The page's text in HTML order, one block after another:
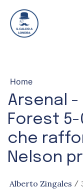
Home
Arsenal
Forest 5-
che
Nelson
Alberto Zingales /